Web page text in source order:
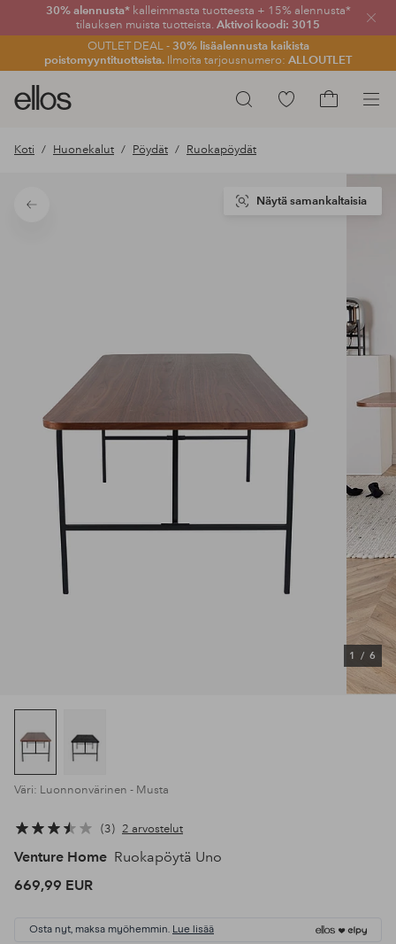
30% alennusta*kalleimmasta tuotteesta + 15% alennusta*
tilauksen muista tuotteista. Aktivoi koodi: 3015
OUTLET DEAL -30% lisäalennusta kaikista
poistomyyntituotteista. Ilmoita tarjousnumero: ALLOUTLET
Sulje
Hae
Ellos-
logo
siirry
Siirry
Koti Huonekalut Pöydät Ruokapöydät
Takaisin
1 / 6
Näytä samankaltaisia
Väri: Luonnonvärinen - Musta
3 2 arvostelut
Venture Home Ruokapöytä Uno
669,99 EUR
Osta nyt, maksa myöhemmin. Lue lisää